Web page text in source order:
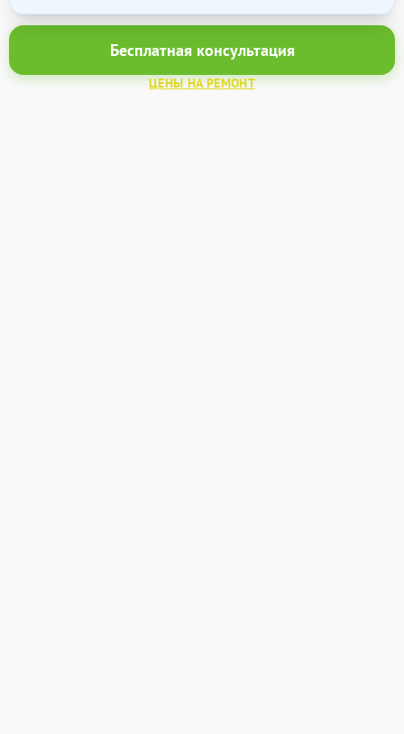
Бесплатная консультация
ЦЕНЫ НА РЕМОНТ